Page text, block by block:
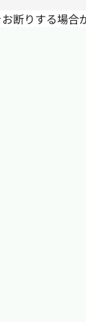
りする場合